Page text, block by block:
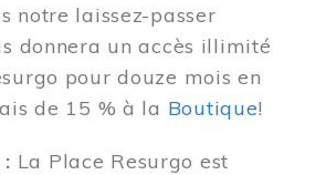
notre laissez-passer
donnera un accès illimité
pour douze mois en
de 15 % à la Boutique!
: La Place Resurgo est